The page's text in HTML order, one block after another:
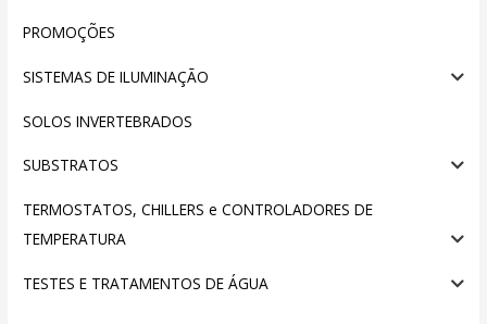
PROMOÇÕES
SISTEMAS DE ILUMINAÇÃO
SOLOS INVERTEBRADOS
SUBSTRATOS
TERMOSTATOS, CHILLERS e CONTROLADORES DE
TEMPERATURA
TESTES E TRATAMENTOS DE ÁGUA